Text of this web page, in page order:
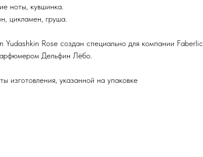
ноты, кувшинка.
цикламен, груша.
Rose создан специально для компании Faberlic
Дельфин Лёбо.
изготовления, указанной на упаковке